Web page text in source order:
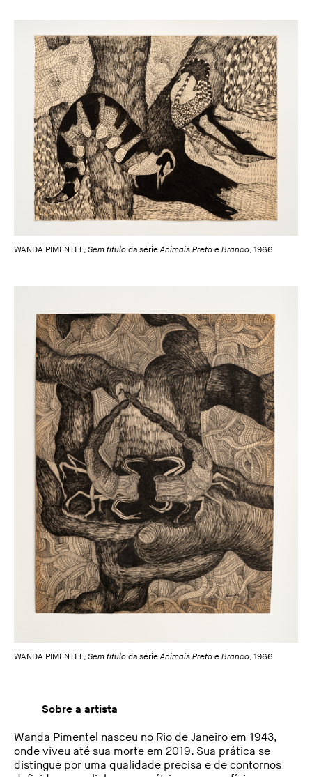
WANDA PIMENTEL, Sem título da sérieAnimais Preto e Branco, 1966
WANDA PIMENTEL, Sem título da sérieAnimais Preto e Branco, 1966
Sobre a artista
Wanda Pimentel nasceu no Rio de Janeiro em 1943,
onde viveu até sua morte em 2019. Sua prática se
distingue por uma qualidade precisa e de contornos